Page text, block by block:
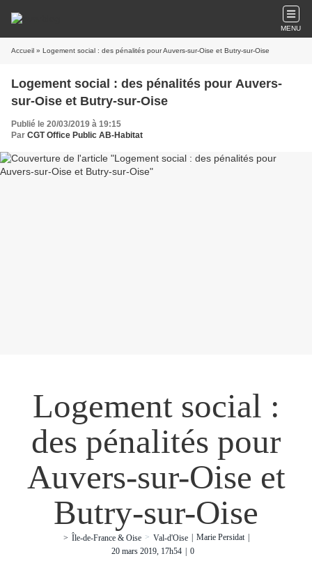
MENU
Accueil » Logement social : des pénalités pour Auvers-sur-Oise et Butry-sur-Oise
Logement social : des pénalités pour Auvers-
sur-Oise et Butry-sur-Oise
Publié le 20/03/2019 à 19:15
Par CGT Office Public AB-Habitat
Logement social :
des pénalités pour
Auvers-sur-Oise et
Butry-sur-Oise
> Île-de-France & Oise > Val-d'Oise Marie Persidat
20 mars 2019, 17h54
0